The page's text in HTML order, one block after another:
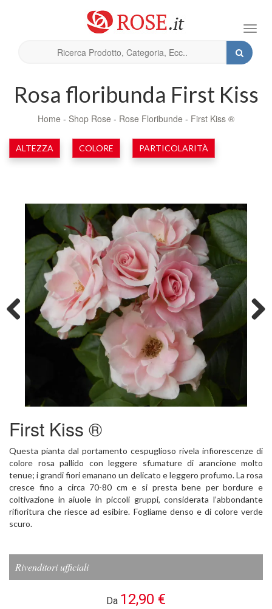
Rosa floribunda First Kiss
Home - Shop Rose - Rose Floribunde - First Kiss ®
ALTEZZA COLORE PARTICOLARITÀ
First Kiss ®
Questa pianta dal portamento cespuglioso rivela infiorescenze di
colore rosa pallido con leggere sfumature di arancione molto
tenue; i grandi fiori emanano un delicato e leggero profumo. La rosa
cresce fino a circa 70-80 cm e si presta bene per bordure e
coltivazione in aiuole in piccoli gruppi, considerata l’abbondante
rifioritura che riesce ad esibire. Fogliame denso e di colore verde
scuro.
Rivenditori ufficiali
Da 12,90 €